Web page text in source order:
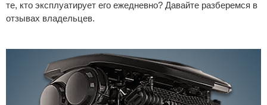
те, кто эксплуатирует его ежедневно? Давайте разберемся в
отзывах владельцев.